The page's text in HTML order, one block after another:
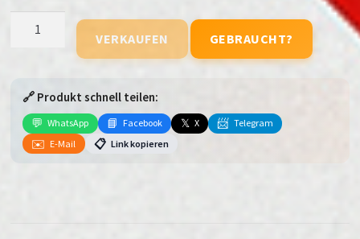
Lite
(2022)
(WiFi)
VERKAUFEN GEBRAUCHT?
🔗 Produkt schnell teilen:
💬 WhatsApp 📘 Facebook 𝕏 X 📨 Telegram
✉️ E-Mail 📋 Link kopieren